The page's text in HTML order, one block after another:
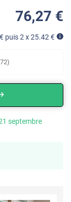
76,27 €
€ puis 2 x25.42 €
septembre